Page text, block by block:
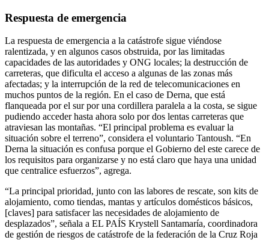
Respuesta de emergencia
La respuesta de emergencia a la catástrofe sigue viéndose
ralentizada, y en algunos casos obstruida, por las limitadas
capacidades de las autoridades y ONG locales; la destrucción de
carreteras, que dificulta el acceso a algunas de las zonas más
afectadas; y la interrupción de la red de telecomunicaciones en
muchos puntos de la región. En el caso de Derna, que está
flanqueada por el sur por una cordillera paralela a la costa, se sigue
pudiendo acceder hasta ahora solo por dos lentas carreteras que
atraviesan las montañas. “El principal problema es evaluar la
situación sobre el terreno”, considera el voluntario Tantoush. “En
Derna la situación es confusa porque el Gobierno del este carece de
los requisitos para organizarse y no está claro que haya una unidad
que centralice esfuerzos”, agrega.
“La principal prioridad, junto con las labores de rescate, son kits de
alojamiento, como tiendas, mantas y artículos domésticos básicos,
[claves] para satisfacer las necesidades de alojamiento de
desplazados”, señala a EL PAÍS Krystell Santamaría, coordinadora
de gestión de riesgos de catástrofe de la federación de la Cruz Roja